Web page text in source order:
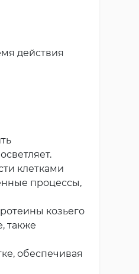
действия
клетками
процессы,
козьего
также
обеспечивая